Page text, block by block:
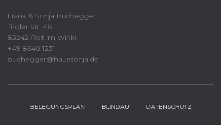
Frank & Sonja Buchegger
Tiroler Str. 48
83242 Reit im Winkl
+49 8640 1231
buchegger@haussonja.de
BELEGUNGSPLAN BLINDAU DATENSCHUTZ